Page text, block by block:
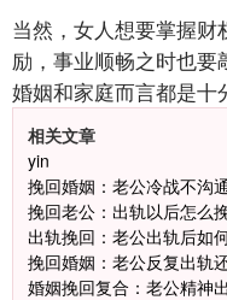
当然，女人想要掌握
励，事业顺畅之时也
婚姻和家庭而言都是十
相关文章
yin
挽回婚姻：老公冷战不沟
挽回老公：出轨以后怎么
出轨挽回：老公出轨后如
挽回婚姻：老公反复出轨
婚姻挽回复合：老公精神